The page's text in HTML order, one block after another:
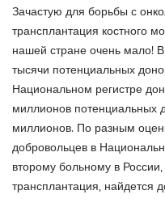
Зачастую для борьбы с
трансплантация костного
нашей стране очень мало!
тысячи потенциальных
Национальном регистре
миллионов
миллионов. По разным
добровольцев в
второму больному в
трансплантация, найдется